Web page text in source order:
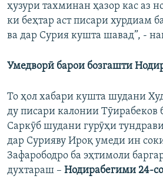
ҳузури тахминан ҳазор кас аз
ки беҳтар аст писари хурдиам
ва дар Сурия кушта шавад”, -
Умедворӣ барои бозгашти
То ҳол хабари кушта шудани
ду писари калонии Тӯирабеков
Саркӯб шудани гурӯҳи
дар Сурияву Ироқ умеди ин
Зафарободро ба эҳтимоли
духтараш – Нодирабегими 24-